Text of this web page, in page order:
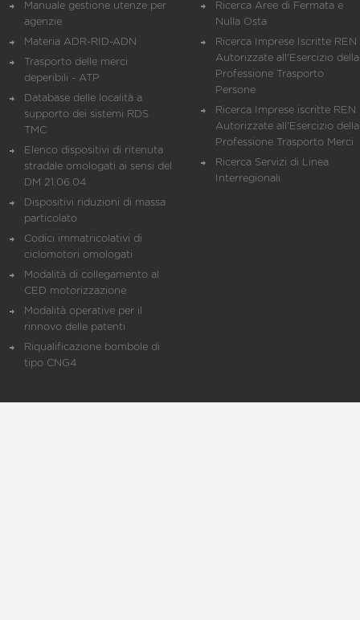
Manuale gestione utenze per
agenzie
Materia ADR-RID-ADN
Trasporto delle merci
deperibili - ATP
Database delle località a
supporto dei sistemi RDS
TMC
Elenco dispositivi di ritenuta
stradale omologati ai sensi del
DM 21.06.04
Dispositivi riduzioni di massa
particolato
Codici immatricolativi di
ciclomotori omologati
Modalità di collegamento al
CED motorizzazione
Modalità operative per il
rinnovo delle patenti
Riqualificazione bombole di
tipo CNG4
Ricerca Aree di Fermata e
Nulla Osta
Ricerca Imprese Iscritte REN
Autorizzate all'Esercizio della
Professione Trasporto
Persone
Ricerca Imprese iscritte REN
Autorizzate all'Esercizio della
Professione Trasporto Merci
Ricerca Servizi di Linea
Interregionali